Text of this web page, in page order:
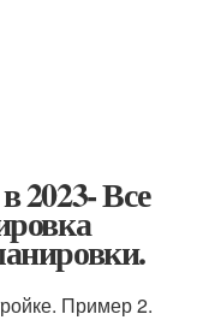
2023- Все
Пример 2.